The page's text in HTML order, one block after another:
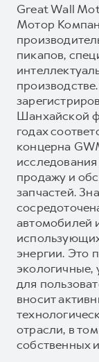
Great Wall
Мотор
пикапов,
Шанхайской
годах
концерна
продажу и
запчастей.
автомобилей
энергии. Это
для
вносит
отрасли, в
собственных